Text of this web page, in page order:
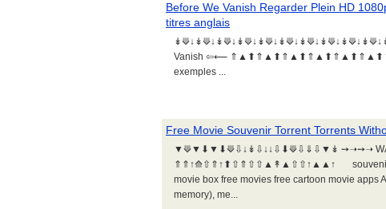
Before We Vanish Regarder Plein HD
titres anglais
↡⟱↓↡⟱↓↡⟱↓↡⟱↓↡⟱↓↡⟱↓↡⟱↓↡⟱↓↡⟱↓↡⟱↓↡⟱↓
Vanish ⇦⟵
exemples ...
Free Movie Souvenir Torrent Torrents
▼⟱▼⬇▼⬇⟱⇩↓↡⇩↓↓⇩⬇⟱⇩⇓⇩▼↡ ➙➝➙➝
⇑⇑↑⟰⇧⇑↑⬆⇧⇑⇧⇧▲↟▲⇧⇧↑▲▲↑ souvenir
movie box free movies free cartoon movie apps
memory), me...